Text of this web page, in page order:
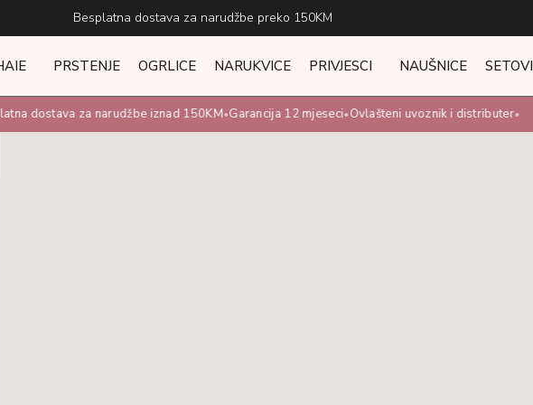
Besplatna dostava za narudžbe preko 150KM
PRSTENJE OGRLICE NARUKVICE PRIVJESCI NAUŠNICE SETOVI
dostava za narudžbe iznad 150KM•Garancija 12 mjeseci•Ovlašteni uvoznik i distributer•